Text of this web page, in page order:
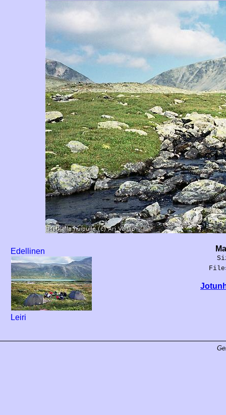
Edellinen
Leiri